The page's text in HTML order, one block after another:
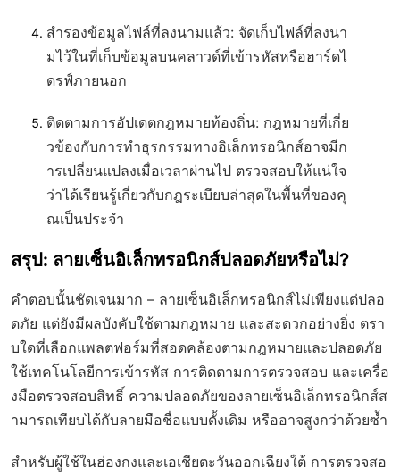
สำรองข้อมูลไฟล์ที่ลงนามแล้ว: จัดเก็บไฟล์ที่ลงนา
มไว้ในที่เก็บข้อมูลบนคลาวด์ที่เข้ารหัสหรือฮาร์ดไ
ดรฟ์ภายนอก
ติดตามการอัปเดตกฎหมายท้องถิ่น: กฎหมายที่เกี่ย
วข้องกับการทำธุรกรรมทางอิเล็กทรอนิกส์อาจมีก
ารเปลี่ยนแปลงเมื่อเวลาผ่านไป ตรวจสอบให้แน่ใจ
ว่าได้เรียนรู้เกี่ยวกับกฎระเบียบล่าสุดในพื้นที่ของคุ
ณเป็นประจำ
สรุป: ลายเซ็นอิเล็กทรอนิกส์ปลอดภัยหรือไม่?
คำตอบนั้นชัดเจนมาก – ลายเซ็นอิเล็กทรอนิกส์ไม่เพียงแต่ปลอ
ดภัย แต่ยังมีผลบังคับใช้ตามกฎหมาย และสะดวกอย่างยิ่ง ตรา
บใดที่เลือกแพลตฟอร์มที่สอดคล้องตามกฎหมายและปลอดภัย
ใช้เทคโนโลยีการเข้ารหัส การติดตามการตรวจสอบ และเครื่อ
งมือตรวจสอบสิทธิ์ ความปลอดภัยของลายเซ็นอิเล็กทรอนิกส์ส
ามารถเทียบได้กับลายมือชื่อแบบดั้งเดิม หรืออาจสูงกว่าด้วยซ้ำ
สำหรับผู้ใช้ในฮ่องกงและเอเชียตะวันออกเฉียงใต้ การตรวจสอ